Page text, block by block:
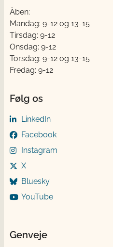
Åben:
Mandag: 9-12 og 13-15
Tirsdag: 9-12
Onsdag: 9-12
Torsdag: 9-12 og 13-15
Fredag: 9-12
Følg os
LinkedIn
Facebook
Instagram
X
Bluesky
YouTube
Genveje